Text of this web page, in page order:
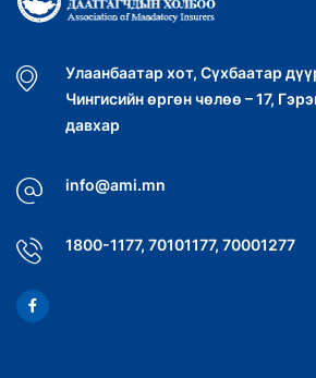
Улаанбаатар хот, Сүхбаатар
Чингисийн өргөн чөлөө – 17,
давхар
info@ami.mn
1800-1177, 70101177, 70001277